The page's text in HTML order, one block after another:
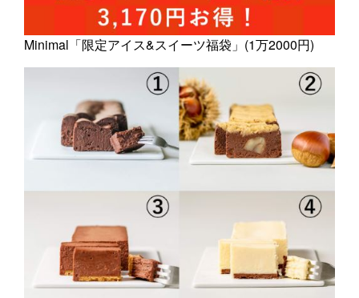
Minimal「限定アイス&スイーツ福袋」(1万2000円)